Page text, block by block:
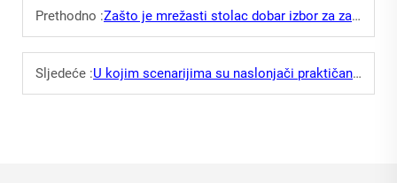
Prethodno :Zašto je mrežasti stolac dobar izbor za zagušena uredska okruženja?
Sljedeće :U kojim scenarijima su naslonjači praktičan izbor za uredska okruženja?